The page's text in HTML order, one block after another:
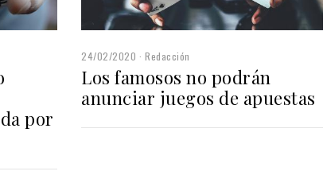
por
24/02/2020 Redacción
Los famosos no podrán
anunciar juegos de apuestas